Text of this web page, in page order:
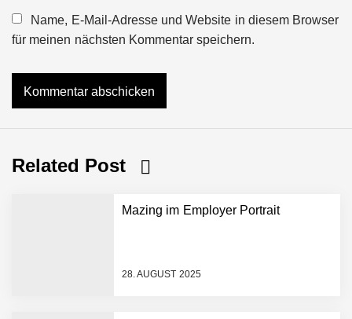
Name, E-Mail-Adresse und Website in diesem Browser
für meinen nächsten Kommentar speichern.
Related Post
Mazing im Employer Portrait
28. AUGUST 2025